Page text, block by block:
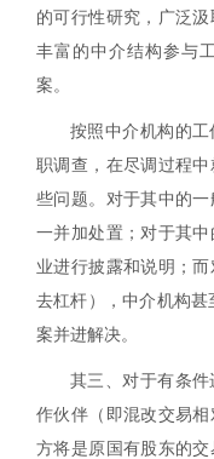
的可行性研究，广泛
丰富的中介结构参与
案。
按照中介机构的
职调查，在尽调过程
些问题。对于其中的
一并加处置；对于其
业进行披露和说明；
去杠杆），中介机构甚
案并进解决。
其三、对于有条
作伙伴（即混改交易
方将是原国有股东的交